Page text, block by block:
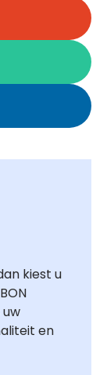
kiest u
en